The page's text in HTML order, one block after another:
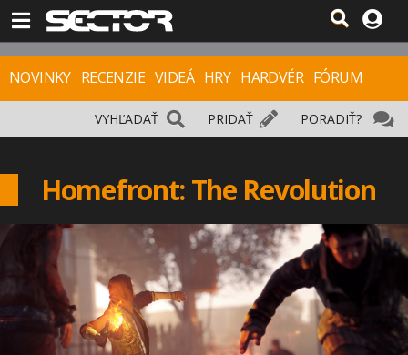
NOVINKY RECENZIE VIDEÁ HRY HARDVÉR FÓRUM
PORADIŤ?
PRIDAŤ
VYHĽADAŤ
Homefront: The Revolution